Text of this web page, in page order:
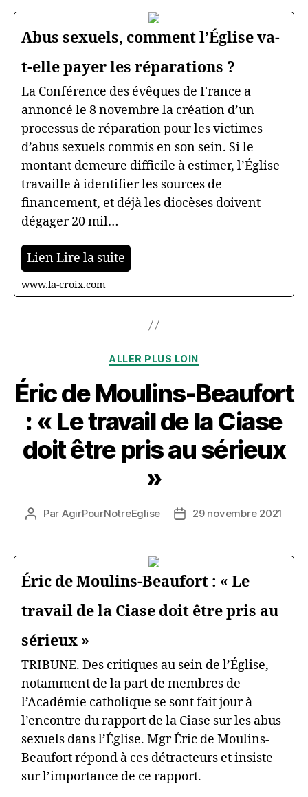
Abus sexuels, comment l’Église va-
t-elle payer les réparations ?
La Conférence des évêques de France a
annoncé le 8 novembre la création d’un
processus de réparation pour les victimes
d’abus sexuels commis en son sein. Si le
montant demeure difficile à estimer, l’Église
travaille à identifier les sources de
financement, et déjà les diocèses doivent
dégager 20 mil…
Lien Lire la suite
www.la-croix.com
Catégories
ALLER PLUS LOIN
Éric de Moulins-Beaufort
: « Le travail de la Ciase
doit être pris au sérieux
»
Auteur
Par AgirPourNotreEglise
Date29 novembre 2021
Éric de Moulins-Beaufort : « Le
travail de la Ciase doit être pris au
sérieux »
TRIBUNE. Des critiques au sein de l’Église,
notamment de la part de membres de
l’Académie catholique se sont fait jour à
l’encontre du rapport de la Ciase sur les abus
sexuels dans l’Église. Mgr Éric de Moulins-
Beaufort répond à ces détracteurs et insiste
sur l’importance de ce rapport.